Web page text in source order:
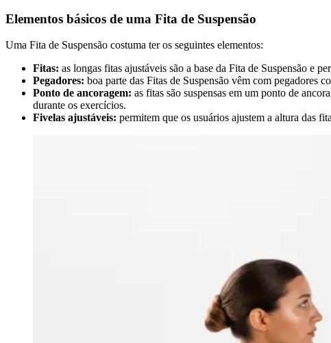
Elementos básicos de uma Fita de Suspensão
Uma Fita de Suspensão costuma ter os seguintes elementos:
Fitas: as longas fitas ajustáveis são a base da Fita de Suspensão e
Pegadores: boa parte das Fitas de Suspensão vêm com pegadores
Ponto de ancoragem: as fitas são suspensas em um ponto de
durante os exercícios.
Fivelas ajustáveis: permitem que os usuários ajustem a altura das